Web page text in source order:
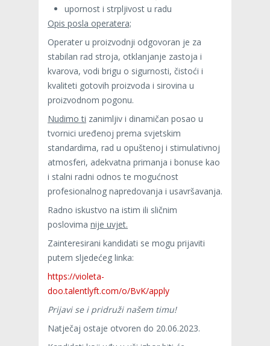
upornost i strpljivost u radu
Opis posla operatera;
Operater u proizvodnji odgovoran je za
stabilan rad stroja, otklanjanje zastoja i
kvarova, vodi brigu o sigurnosti, čistoći i
kvaliteti gotovih proizvoda i sirovina u
proizvodnom pogonu.
Nudimo ti zanimljiv i dinamičan posao u
tvornici uređenoj prema svjetskim
standardima, rad u opuštenoj i stimulativnoj
atmosferi, adekvatna primanja i bonuse kao
i stalni radni odnos te mogućnost
profesionalnog napredovanja i usavršavanja.
Radno iskustvo na istim ili sličnim
poslovima nije uvjet.
Zainteresirani kandidati se mogu prijaviti
putem sljedećeg linka:
https://violeta-
doo.talentlyft.com/o/BvK/apply
Prijavi se i pridruži našem timu!
Natječaj ostaje otvoren do 20.06.2023.